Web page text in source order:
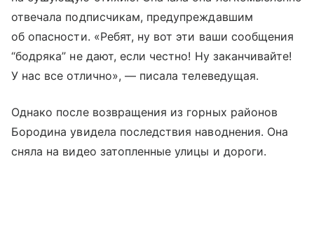
отвечала подписчикам, предупреждавшим
об опасности. «Ребят, ну вот эти ваши сообщения
“бодряка” не дают, если честно! Ну заканчивайте!
У нас все отлично», — писала телеведущая.
Однако после возвращения из горных районов
Бородина увидела последствия наводнения. Она
сняла на видео затопленные улицы и дороги.